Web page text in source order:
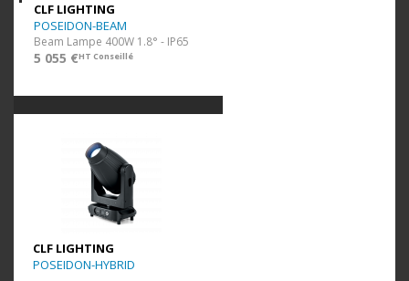
CLF LIGHTING
POSEIDON-BEAM
Beam Lampe 400W 1.8° - IP65
5 055 €HT Conseillé
CLF LIGHTING
POSEIDON-HYBRID